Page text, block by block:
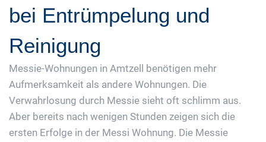
bei Entrümpelung und
Reinigung
Messie-Wohnungen in Amtzell benötigen mehr
Aufmerksamkeit als andere Wohnungen. Die
Verwahrlosung durch Messie sieht oft schlimm aus.
Aber bereits nach wenigen Stunden zeigen sich die
ersten Erfolge in der Messi Wohnung. Die Messie